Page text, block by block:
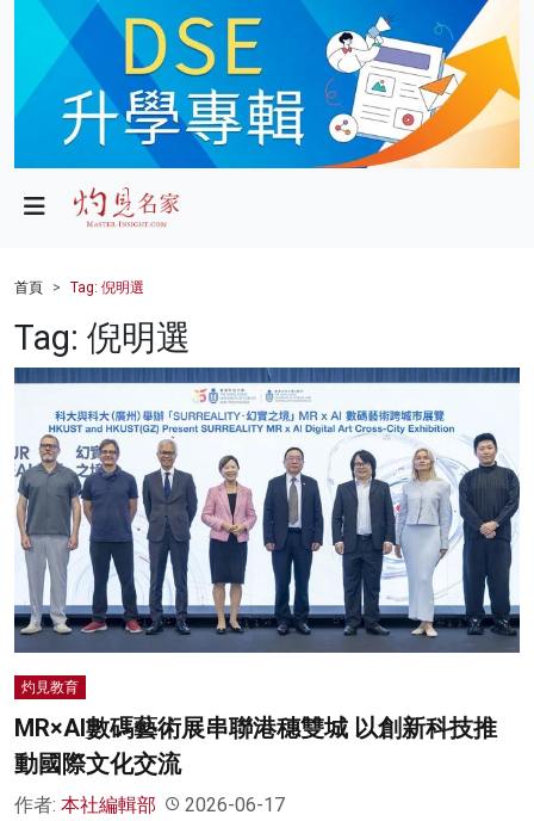
政局
財經
健康
商業
科技
影片
名家榜
灼見活動
首頁 Tag: 倪明選
Tag: 倪明選
灼見教育
MR×AI數碼藝術展串聯港穗雙城 以創新科技推
動國際文化交流
作者: 本社編輯部 2026-06-17